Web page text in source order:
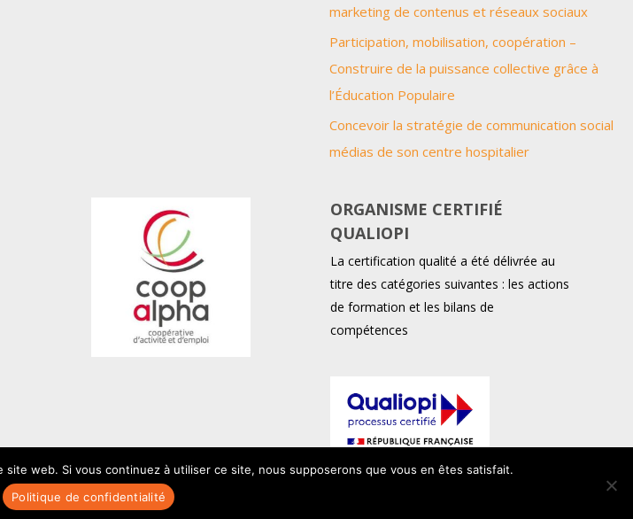
marketing de contenus et réseaux sociaux
Participation, mobilisation, coopération –
Construire de la puissance collective grâce à
l’Éducation Populaire
Concevoir la stratégie de communication social
médias de son centre hospitalier
ORGANISME CERTIFIÉ
QUALIOPI
La certification qualité a été délivrée au
titre des catégories suivantes : les actions
de formation et les bilans de
compétences
web. Si vous continuez à utiliser ce site, nous supposerons que vous en êtes satisfait.
Politique de confidentialité